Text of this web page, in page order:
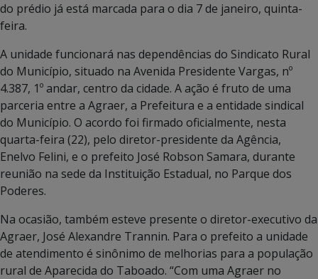
do prédio já está marcada para o dia 7 de janeiro, quinta-
feira.
A unidade funcionará nas dependências do Sindicato Rural
do Município, situado na Avenida Presidente Vargas, nº
4.387, 1º andar, centro da cidade. A ação é fruto de uma
parceria entre a Agraer, a Prefeitura e a entidade sindical
do Município. O acordo foi firmado oficialmente, nesta
quarta-feira (22), pelo diretor-presidente da Agência,
Enelvo Felini, e o prefeito José Robson Samara, durante
reunião na sede da Instituição Estadual, no Parque dos
Poderes.
Na ocasião, também esteve presente o diretor-executivo da
Agraer, José Alexandre Trannin. Para o prefeito a unidade
de atendimento é sinônimo de melhorias para a população
rural de Aparecida do Taboado. “Com uma Agraer no